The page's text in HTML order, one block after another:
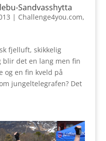
Sandvasshytta
| Challenge4you.com,
fjelluft, skikkelig
blir det en lang men fin
og en fin kveld på
jungeltelegrafen? Det